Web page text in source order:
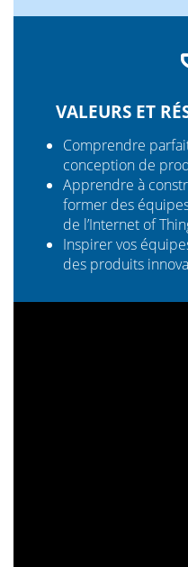
VALEURS ET
Comprendre
conception de
Apprendre à
former des
de l’Internet of
Inspirer vos
des produits